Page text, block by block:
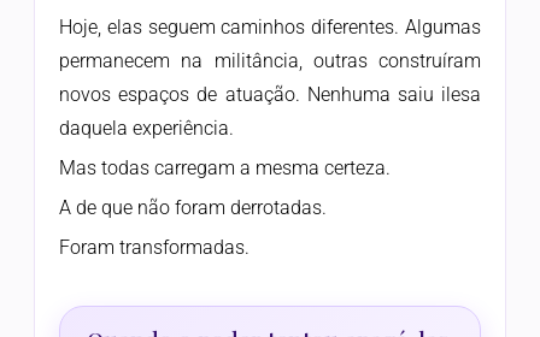
Hoje, elas seguem caminhos diferentes. Algumas
permanecem na militância, outras construíram
novos espaços de atuação. Nenhuma saiu ilesa
daquela experiência.
Mas todas carregam a mesma certeza.
A de que não foram derrotadas.
Foram transformadas.